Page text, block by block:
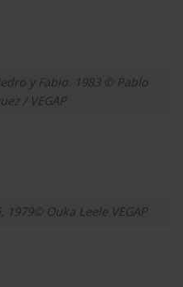
y Fabio. 1983 © Pablo
/ VEGAP
Ouka Leele VEGAP